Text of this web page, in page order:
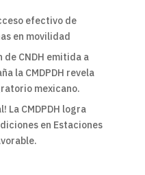
efectivo de
en movilidad
de CNDH emitida a
la CMDPDH revela
mexicano.
La CMDPDH logra
en Estaciones